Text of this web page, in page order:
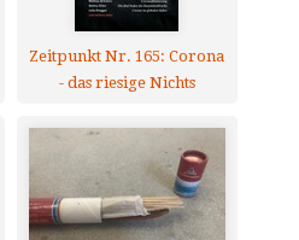
Zeitpunkt Nr. 165: Corona
- das riesige Nichts